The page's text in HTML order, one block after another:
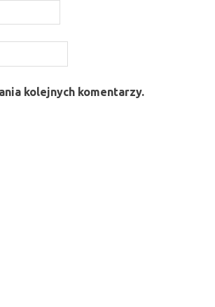
kolejnych komentarzy.